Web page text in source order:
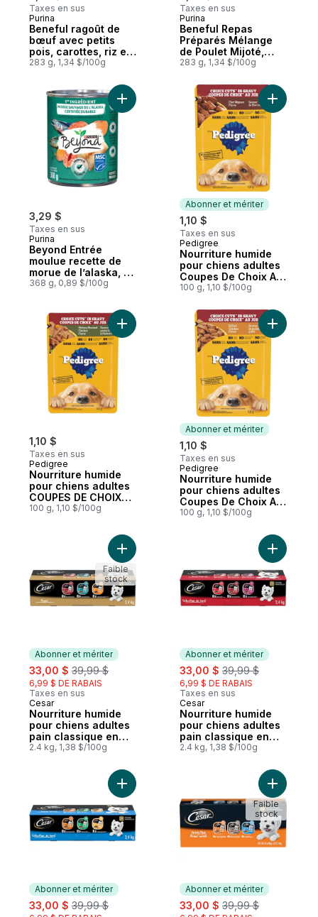
Taxes en sus
Abonner et mériter
Purina
Beneful ragoût de
bœuf avec petits
pois, carottes, riz et
orge
283 g, 1,34 $/100g
Taxes en sus
Abonner et mériter
Purina
Beneful Repas
Préparés Mélange
de Poulet Mijoté,
Nourriture Humide
283 g, 1,34 $/100g
3,29 $
Taxes en sus
Purina
Beyond Entrée
moulue recette de
morue de l’alaska, de
saumon et de patate
368 g, 0,89 $/100g
Ajouter Beyond Entrée moulue recette
Abonner et mériter
1,10 $
Taxes en sus
Abonner et mériter
Pedigree
Nourriture humide
pour chiens adultes
Coupes De Choix Au
Jus saveur de filet
100 g, 1,10 $/100g
Ajouter
1,10 $
Taxes en sus
Pedigree
Nourriture humide
pour chiens adultes
COUPES DE CHOIX
AU JUS saveur de
100 g, 1,10 $/100g
Ajouter Nourriture humide pour chiens
Abonner et mériter
1,10 $
Taxes en sus
Abonner et mériter
Pedigree
Nourriture humide
pour chiens adultes
Coupes De Choix Au
Jus saveur de poulet
100 g, 1,10 $/100g
Ajouter
Abonner et mériter
sale:
33,00 $ , formerly:
39,99 $
6,99 $ DE RABAIS
Taxes en sus
Abonner et mériter
Cesar
Nourriture humide
pour chiens adultes
pain classique en
sauce Repas –
2.4 kg, 1,38 $/100g
Ajouter Nourriture humide pour chiens
Faible
stock
Abonner et mériter
sale:
33,00 $ , formerly:
39,99 $
6,99 $ DE RABAIS
Taxes en sus
Abonner et mériter
Cesar
Nourriture humide
pour chiens adultes
pain classique en
sauce Sélections de
2.4 kg, 1,38 $/100g
Ajouter
Abonner et mériter
sale:
33,00 $ , formerly:
39,99 $
Ajouter Nourriture humide pour chiens
Abonner et mériter
sale:
33,00 $ , formerly:
39,99 $
Ajouter
Faible
stock